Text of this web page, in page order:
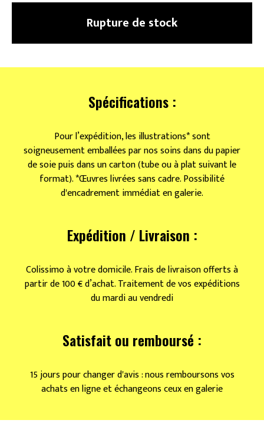
Rupture de stock
Spécifications :
Pour l’expédition, les illustrations* sont
soigneusement emballées par nos soins dans du papier
de soie puis dans un carton (tube ou à plat suivant le
format). *Œuvres livrées sans cadre. Possibilité
d'encadrement immédiat en galerie.
Expédition / Livraison :
Colissimo à votre domicile. Frais de livraison offerts à
partir de 100 € d’achat. Traitement de vos expéditions
du mardi au vendredi
Satisfait ou remboursé :
15 jours pour changer d'avis : nous remboursons vos
achats en ligne et échangeons ceux en galerie